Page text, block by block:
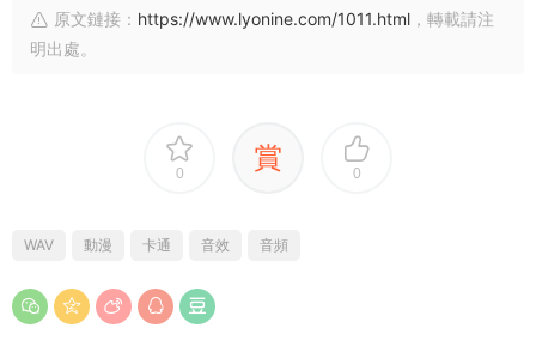
原文鏈接： https://www.lyonine.com/1011.html ，轉載請注
明出處。
0 賞 0
WAV 動漫 卡通 音效 音頻